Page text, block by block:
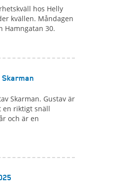
hos Helly
kvällen. Måndagen
Hamngatan 30.
Skarman. Gustav är
en riktigt snäll
och är en